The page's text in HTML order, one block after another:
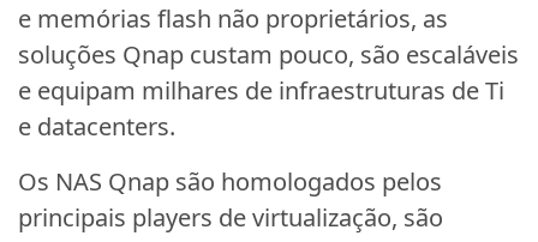
e memórias flash não proprietários, as
soluções Qnap custam pouco, são escaláveis
e equipam milhares de infraestruturas de Ti
e datacenters.
Os NAS Qnap são homologados pelos
principais players de virtualização, são